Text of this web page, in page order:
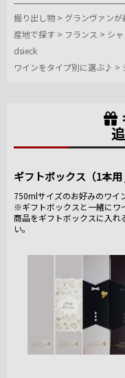
掘り出し物 > グランヴァンが
産地で探す > フランス > シ
dsieck
ワインをタイプ別に選ぶ♪ >
ギフトボックス（1本用
750mlサイズのお好みのワイ
※ギフトボックスと一緒にワ
商品をギフトボックスに入れ
い。